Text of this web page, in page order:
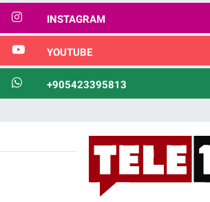
INSTAGRAM
YOUTUBE
+905423395813